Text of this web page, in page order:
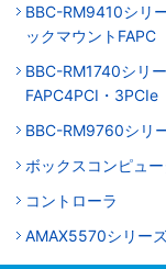
BBC-RM9410シリ
ックマウントFAPC
BBC-RM1740シリ
FAPC4PCI・3PCIe
BBC-RM9760シリ
ボックスコンピュ
コントローラ
AMAX5570シリー